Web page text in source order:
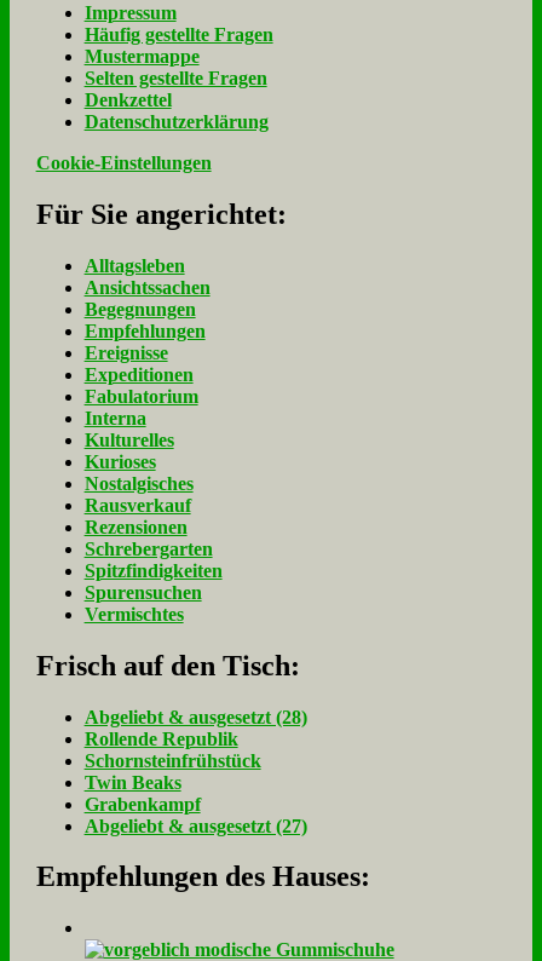
Im­pres­sum
Häu­fig ge­stell­te Fra­gen
Mu­ster­map­pe
Sel­ten ge­stell­te Fra­gen
Denk­zet­tel
Da­ten­schutz­er­klä­rung
Cookie-Einstellungen
Für Sie an­ge­rich­tet:
Alltagsleben
Ansichtssachen
Begegnungen
Empfehlungen
Ereignisse
Expeditionen
Fabulatorium
Interna
Kulturelles
Kurioses
Nostalgisches
Rausverkauf
Rezensionen
Schrebergarten
Spitzfindigkeiten
Spurensuchen
Vermischtes
Frisch auf den Tisch:
Ab­ge­liebt & aus­ge­setzt (28)
Rol­len­de Re­pu­blik
Schorn­stein­früh­stück
Twin Beaks
Gra­ben­kampf
Ab­ge­liebt & aus­ge­setzt (27)
Empfehlungen des Hauses: